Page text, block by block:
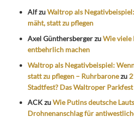
AlfzuWaltrop als
mäht, statt zu pflegen
Axel GünthersbergerzuWie viele
entbehrlich machen
Waltrop als Negativbeispiel:
statt zu pflegen – Ruhrbaronezu
Stadtfest? Das Waltroper
ACKzuWie Putins deutsche
Drohnenanschlag für